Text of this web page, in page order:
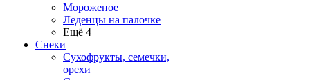
Мороженое
Леденцы на палочке
Ещё 4
Снеки
Сухофрукты, семечки,
орехи